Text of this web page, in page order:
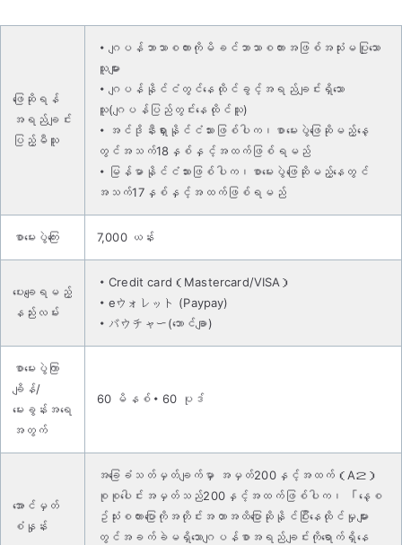
ဖြေဆိုရန်
အရည်ချင်း
ပြည့်မီသူ
・ဂျပန်ဘာသာစကားကိုမိခင်ဘာသာစကားအဖြစ်အသုံးမပြုသော
သူများ
・ဂျပန်နိုင်ငံတွင်နေထိုင်ခွင့်အရည်ချင်းရှိသော
သူ(ဂျပန်ပြည်တွင်းနေထိုင်သူ)
・အင်ဒိုနီးရှားနိုင်ငံသားဖြစ်ပါက၊စာမေးပွဲဖြေဆိုမည့်နေ့
တွင်အသက်18နှစ်နှင့်အထက်ဖြစ်ရမည်
・မြန်မာနိုင်ငံသားဖြစ်ပါက၊စာမေးပွဲဖြေဆိုမည့်နေတွင်
အသက်17နှစ်နှင့်အထက်ဖြစ်ရမည်
စာမေးပွဲကြေး 7,000 ယန်း
ပေးချေရမည့်
နည်းလမ်း
・Credit card（Mastercard/VISA）
・eウォレット (Paypay)
・バウチャー(ဘောင်ချာ)
စာမေးပွဲကြာ
ချိန်/
မေးခွန်းအ‌ရေ
အတွက်
60 မိနစ်・60 ပုဒ်
အောင်မှတ်
စံနှုန်း
အခြေခံသတ်မှတ်ချက်မှာ အမှတ်200နှင့်အထက်（A２）
စုစုပေါင်းအမှတ်သည်200နှင့်အထက်ဖြစ်ပါက၊ 「နေ့စ
ဥ်သုံးစကားပြောကိုအတိုင်းအတာအထိပြောဆိုနိုင်ပြီးနေထိုင်မှုများ
တွင်အခက်ခဲမရှိသောဂျပန်စာအရည်ချင်းကိုရောက်ရှိနေ